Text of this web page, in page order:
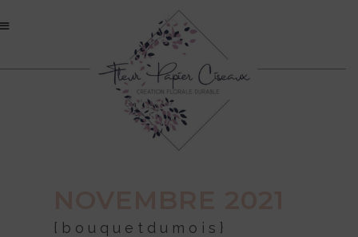
{ b o u q u e t d u m o i s }